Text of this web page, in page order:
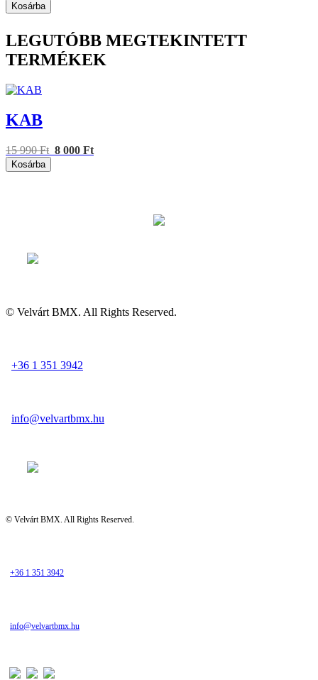
Kosárba
LEGUTÓBB MEGTEKINTETT
TERMÉKEK
KAB
15 990 Ft 8 000 Ft
Kosárba
© Velvárt BMX. All Rights Reserved.
+36 1 351 3942
info@velvartbmx.hu
© Velvárt BMX. All Rights Reserved.
+36 1 351 3942
info@velvartbmx.hu